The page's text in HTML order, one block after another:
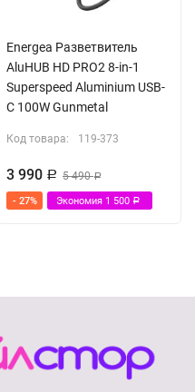
Energea Разветвитель
AluHUB HD PRO2 8-in-1
Superspeed Aluminium USB-
C 100W Gunmetal
Код товара: 119-373
3 990 Р 5 490Р
- 27% Экономия 1 500 Р